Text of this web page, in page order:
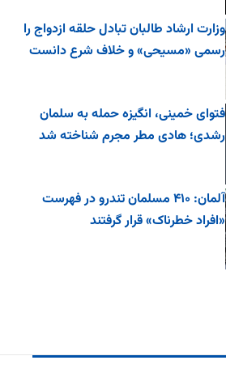
وزارت ارشاد طالبان تبادل حلقه ازدواج را
رسمی «مسیحی» و خلاف شرع دانست
فتوای خمینی، انگیزه حمله به سلمان
رشدی؛ هادی مطر مجرم شناخته شد
آلمان: ۴۱۰ مسلمان تندرو در فهرست
«افراد خطرناک» قرار گرفتند